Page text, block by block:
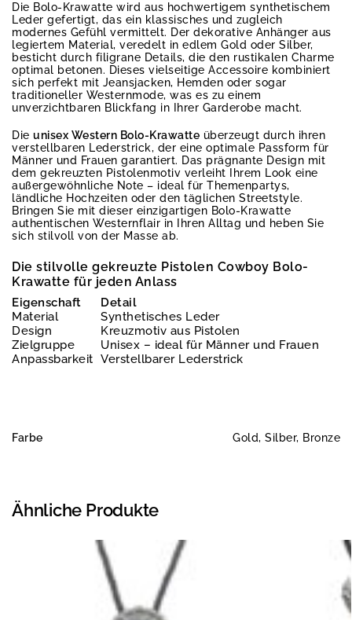
Die Bolo-Krawatte wird aus hochwertigem synthetischem
Leder gefertigt, das ein klassisches und zugleich
modernes Gefühl vermittelt. Der dekorative Anhänger aus
legiertem Material, veredelt in edlem Gold oder Silber,
besticht durch filigrane Details, die den rustikalen Charme
optimal betonen. Dieses vielseitige Accessoire kombiniert
sich perfekt mit Jeansjacken, Hemden oder sogar
traditioneller Westernmode, was es zu einem
unverzichtbaren Blickfang in Ihrer Garderobe macht.
Die unisex Western Bolo-Krawatte überzeugt durch ihren
verstellbaren Lederstrick, der eine optimale Passform für
Männer und Frauen garantiert. Das prägnante Design mit
dem gekreuzten Pistolenmotiv verleiht Ihrem Look eine
außergewöhnliche Note – ideal für Themenpartys,
ländliche Hochzeiten oder den täglichen Streetstyle.
Bringen Sie mit dieser einzigartigen Bolo-Krawatte
authentischen Westernflair in Ihren Alltag und heben Sie
sich stilvoll von der Masse ab.
Die stilvolle gekreuzte Pistolen Cowboy Bolo-
Krawatte für jeden Anlass
Eigenschaft
Detail
Material
Synthetisches Leder
Design
Kreuzmotiv aus Pistolen
Zielgruppe
Unisex – ideal für Männer und Frauen
Anpassbarkeit Verstellbarer Lederstrick
Farbe Gold, Silber, Bronze
Ähnliche Produkte